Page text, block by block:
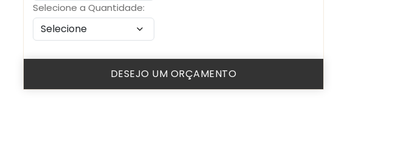
Selecione a Quantidade:
DESEJO UM ORÇAMENTO